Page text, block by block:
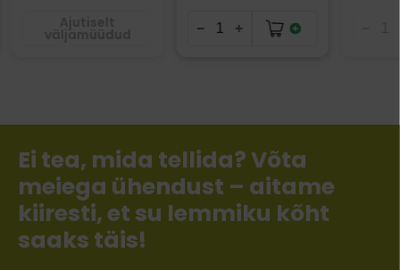
Ei tea, mida tellida? Võta
meiega ühendust – aitame
kiiresti, et su lemmiku kõht
saaks täis!